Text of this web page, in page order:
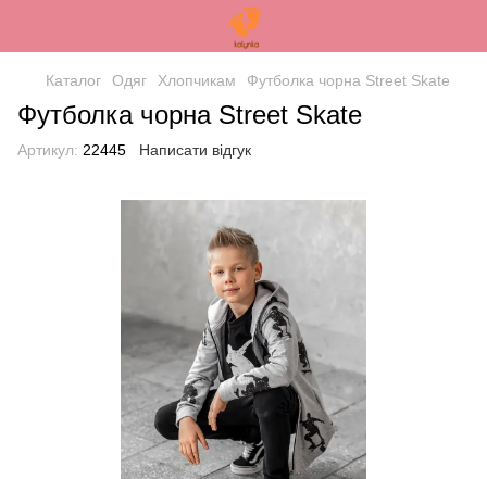
Каталог Одяг Хлопчикам Футболка чорна Street Skate
Футболка чорна Street Skate
Артикул: 22445 Написати відгук